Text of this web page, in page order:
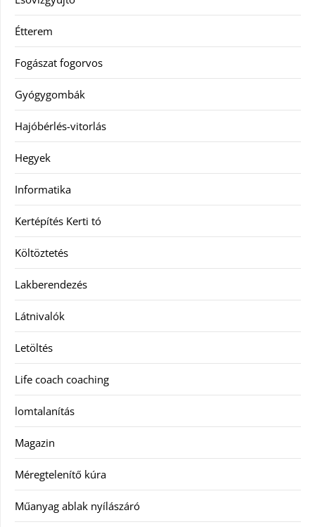
Étterem
Fogászat fogorvos
Gyógygombák
Hajóbérlés-vitorlás
Hegyek
Informatika
Kertépítés Kerti tó
Költöztetés
Lakberendezés
Látnivalók
Letöltés
Life coach coaching
lomtalanítás
Magazin
Méregtelenítő kúra
Műanyag ablak nyílászáró